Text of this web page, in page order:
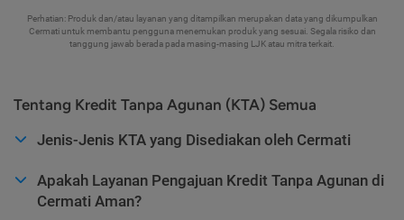
Perhatian: Produk dan/atau layanan yang ditampilkan merupakan data yang dikumpulkan
Cermati untuk membantu pengguna menemukan produk yang sesuai. Segala risiko dan
tanggung jawab berada pada masing-masing LJK atau mitra terkait.
Tentang Kredit Tanpa Agunan (KTA) Semua
Jenis-Jenis KTA yang Disediakan oleh Cermati
Apakah Layanan Pengajuan Kredit Tanpa Agunan di
Cermati Aman?